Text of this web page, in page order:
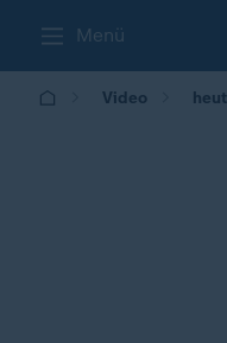
Menü
Video